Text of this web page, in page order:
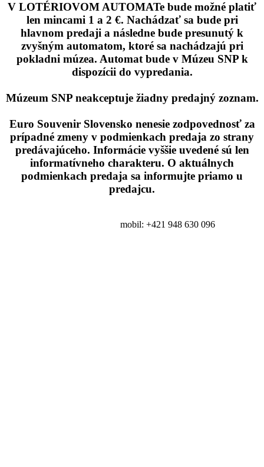
V LOTÉRIOVOM AUTOMATe bude možné platiť
len mincami 1 a 2 €. Nachádzať sa bude pri
hlavnom predaji a následne bude presunutý k
zvyšným automatom, ktoré sa nachádzajú pri
pokladni múzea. Automat bude v Múzeu SNP k
dispozícii do vypredania.
Múzeum SNP neakceptuje žiadny predajný zoznam.
Euro Souvenir Slovensko nenesie zodpovednosť za
prípadné zmeny v podmienkach predaja zo strany
predávajúceho. Informácie vyššie uvedené sú len
informatívneho charakteru. O aktuálnych
podmienkach predaja sa informujte priamo u
predajcu.
mobil: +421 948 630 096